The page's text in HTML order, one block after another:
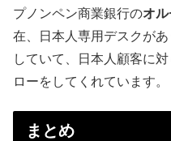
プノンペン商業銀行のオ
在、日本人専用デスクが
していて、日本人顧客に
ローをしてくれています。
まとめ